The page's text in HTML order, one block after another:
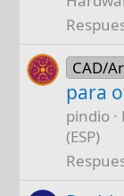
CAD/
para
pindio
(ESP)